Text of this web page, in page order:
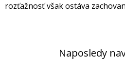
rozťažnosť však ostáva
Naposledy